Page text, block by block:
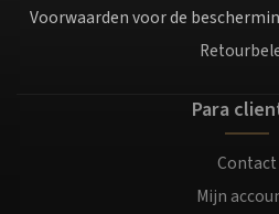
Voorwaarden voor de
Para
Contact
Mijn